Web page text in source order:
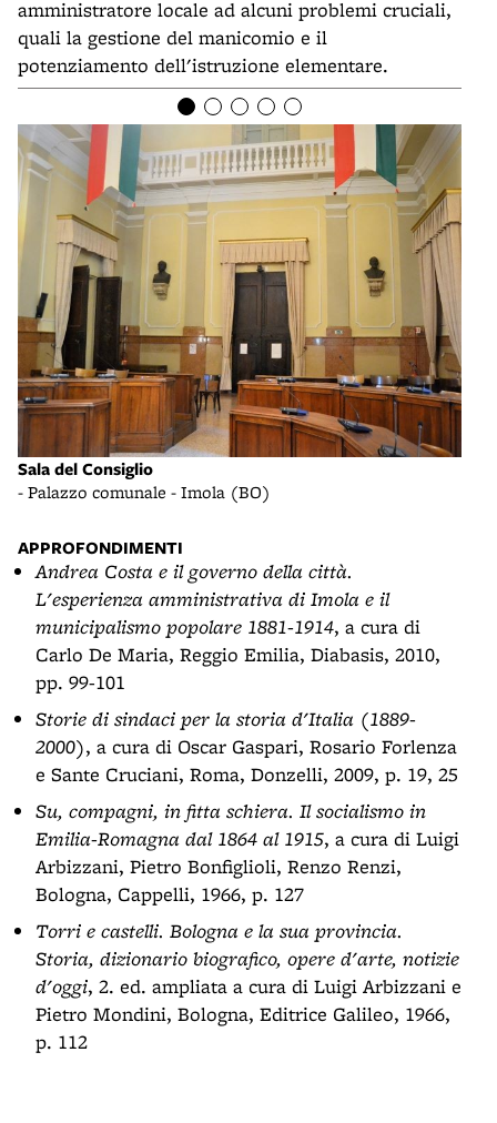
amministratore locale ad alcuni problemi cruciali,
quali la gestione del manicomio e il
potenziamento dell'istruzione elementare.
Sala del Consiglio
- Palazzo comunale - Imola (BO)
APPROFONDIMENTI
Andrea Costa e il governo della città.
L'esperienza amministrativa di Imola e il
municipalismo popolare 1881-1914, a cura di
Carlo De Maria, Reggio Emilia, Diabasis, 2010,
pp. 99-101
Storie di sindaci per la storia d'Italia (1889-
2000), a cura di Oscar Gaspari, Rosario Forlenza
e Sante Cruciani, Roma, Donzelli, 2009, p. 19, 25
Su, compagni, in fitta schiera. Il socialismo in
Emilia-Romagna dal 1864 al 1915, a cura di Luigi
Arbizzani, Pietro Bonfiglioli, Renzo Renzi,
Bologna, Cappelli, 1966, p. 127
Torri e castelli. Bologna e la sua provincia.
Storia, dizionario biografico, opere d'arte, notizie
d'oggi, 2. ed. ampliata a cura di Luigi Arbizzani e
Pietro Mondini, Bologna, Editrice Galileo, 1966,
p. 112